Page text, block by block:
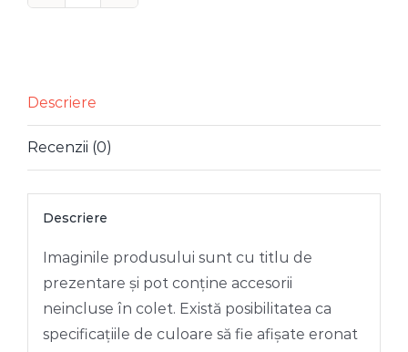
CU
AURIU
15
Descriere
Recenzii (0)
Descriere
Imaginile produsului sunt cu titlu de
prezentare și pot conține accesorii
neincluse în colet. Există posibilitatea ca
specificațiile de culoare să fie afișate eronat